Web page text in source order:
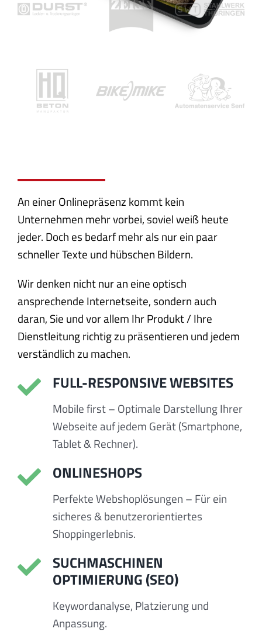
An einer Onlinepräsenz kommt kein
Unternehmen mehr vorbei, soviel weiß heute
jeder. Doch es bedarf mehr als nur ein paar
schneller Texte und hübschen Bildern.
Wir denken nicht nur an eine optisch
ansprechende Internetseite, sondern auch
daran, Sie und vor allem Ihr Produkt / Ihre
Dienstleitung richtig zu präsentieren und jedem
verständlich zu machen.
FULL-RESPONSIVE WEBSITES
Mobile first – Optimale Darstellung Ihrer
Webseite auf jedem Gerät (Smartphone,
Tablet & Rechner).
ONLINESHOPS
Perfekte Webshoplösungen – Für ein
sicheres & benutzerorientiertes
Shoppingerlebnis.
SUCHMASCHINEN
OPTIMIERUNG (SEO)
Keywordanalyse, Platzierung und
Anpassung.